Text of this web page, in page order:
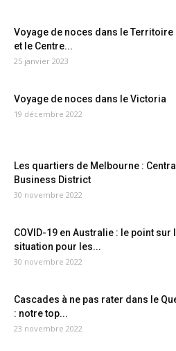
Voyage de noces dans le Territoire
et le Centre...
25 janvier 2023
Voyage de noces dans le Victoria
19 décembre 2022
Les quartiers de Melbourne : Central
Business District
30 novembre 2022
COVID-19 en Australie : le point sur
situation pour les...
30 novembre 2022
Cascades à ne pas rater dans le
: notre top...
23 novembre 2022